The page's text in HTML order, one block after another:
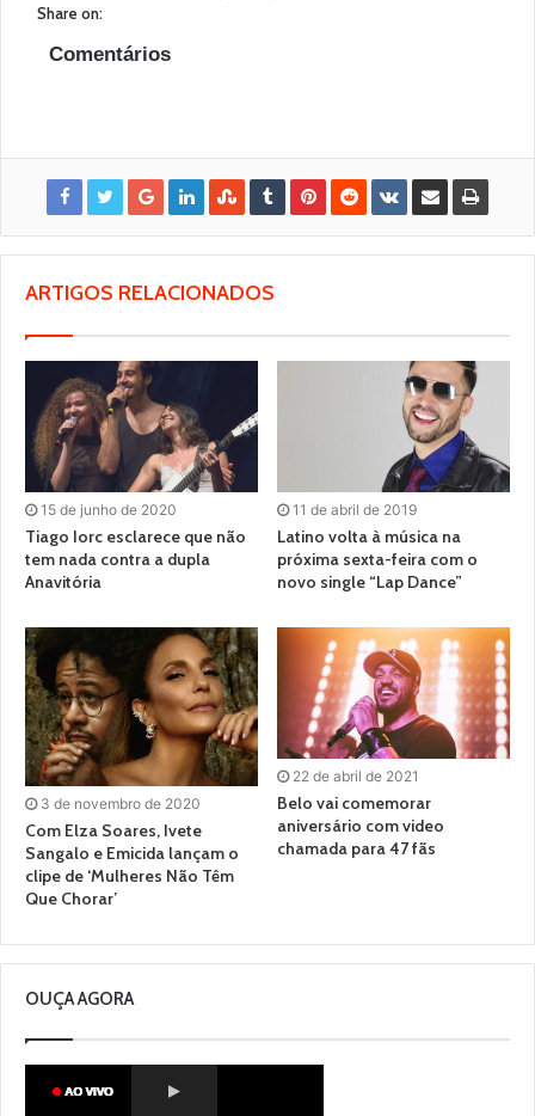
Share on:
Comentários
ARTIGOS RELACIONADOS
15 de junho de 2020
Tiago Iorc esclarece que não
tem nada contra a dupla
Anavitória
11 de abril de 2019
Latino volta à música na
próxima sexta-feira com o
novo single “Lap Dance”
3 de novembro de 2020
Com Elza Soares, Ivete
Sangalo e Emicida lançam o
clipe de ‘Mulheres Não Têm
Que Chorar’
22 de abril de 2021
Belo vai comemorar
aniversário com video
chamada para 47 fãs
OUÇA AGORA